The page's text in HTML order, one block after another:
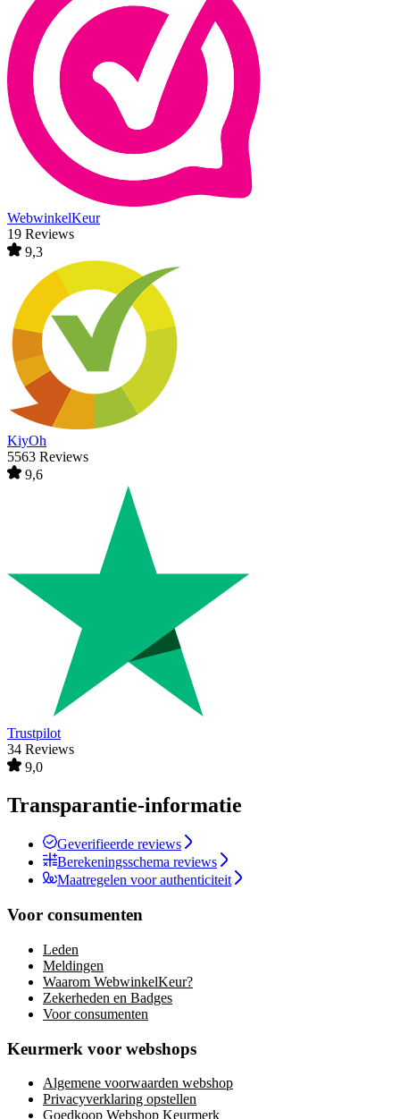
WebwinkelKeur
19 Reviews
9,3
KiyOh
5563 Reviews
9,6
Trustpilot
34 Reviews
9,0
Transparantie-informatie
Geverifieerde reviews
Berekeningsschema reviews
Maatregelen voor authenticiteit
Voor consumenten
Leden
Meldingen
Waarom WebwinkelKeur?
Zekerheden en Badges
Voor consumenten
Keurmerk voor webshops
Algemene voorwaarden webshop
Privacyverklaring opstellen
Goedkoop Webshop Keurmerk